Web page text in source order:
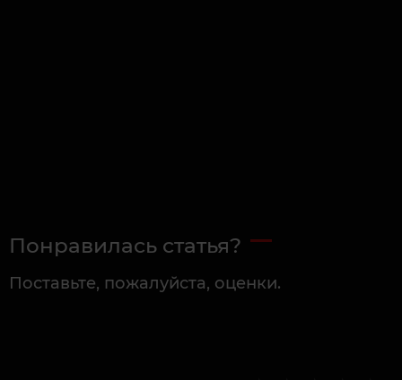
Понравилась статья?
Поставьте, пожалуйста, оценки.